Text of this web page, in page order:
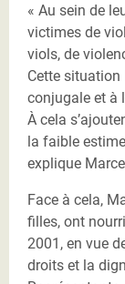
« Au sein de
victimes de
viols, de
Cette
conjugale et à
À cela
la faible
explique
Face à cela,
filles, ont
2001, en vue
droits et la